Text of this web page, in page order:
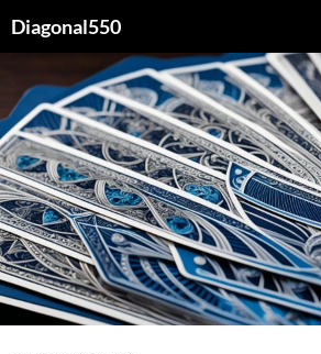
Diagonal550
CONTENT